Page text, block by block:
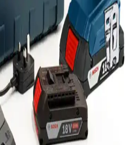
3 Kablosuz Fare: Ergonomik
Özellikleri
tasarımı, yüksek hassasiyet
öne çıkan kablosuz fare,
tutkunlarının tercih ettiği üstün
CT Kulaklık
Ses ve Kullanım Özellikleri
CT kulaklık, şık tasarımı, üstün ses
öne çıkar. Kablosuz kullanım ve yüksek
günlük ve profesyonel kullanım için